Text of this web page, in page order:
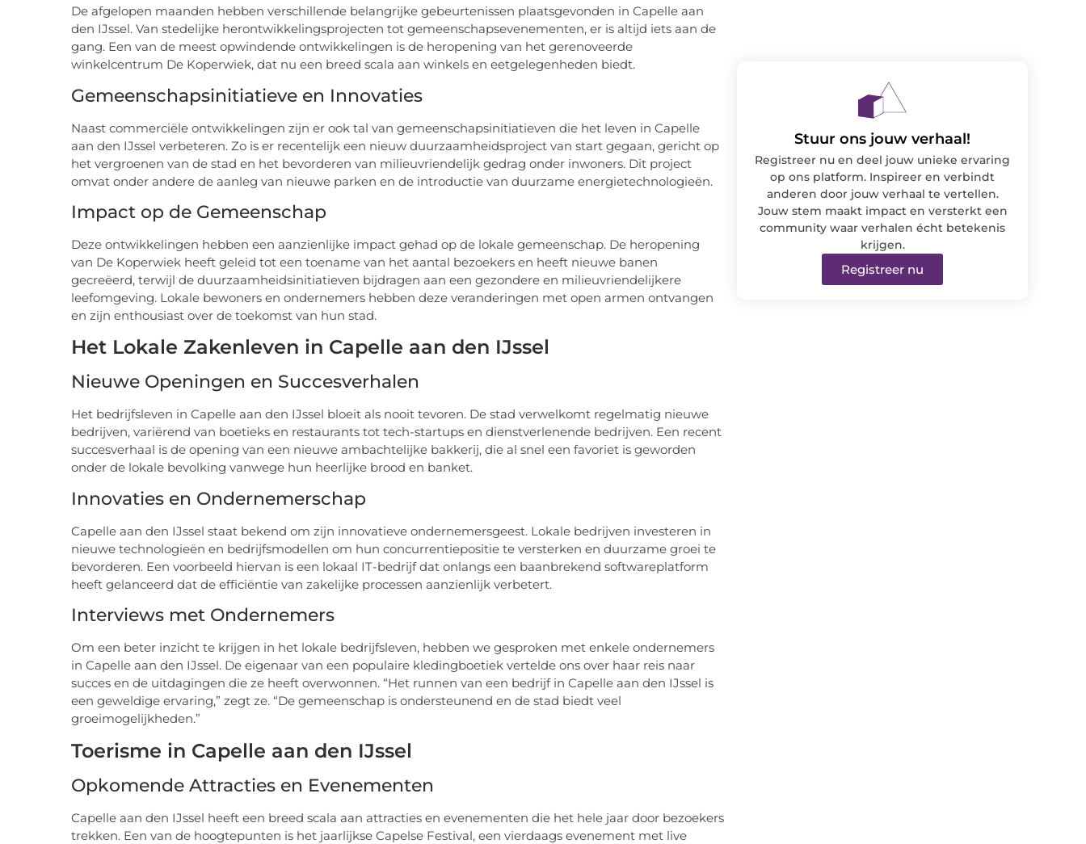
De afgelopen maanden hebben verschillende belangrijke gebeurtenissen plaatsgevonden in Capelle aan
den IJssel. Van stedelijke herontwikkelingsprojecten tot gemeenschapsevenementen, er is altijd iets aan de
gang. Een van de meest opwindende ontwikkelingen is de heropening van het gerenoveerde
winkelcentrum De Koperwiek, dat nu een breed scala aan winkels en eetgelegenheden biedt.
Gemeenschapsinitiatieve en Innovaties
Naast commerciële ontwikkelingen zijn er ook tal van gemeenschapsinitiatieven die het leven in Capelle
aan den IJssel verbeteren. Zo is er recentelijk een nieuw duurzaamheidsproject van start gegaan, gericht op
het vergroenen van de stad en het bevorderen van milieuvriendelijk gedrag onder inwoners. Dit project
omvat onder andere de aanleg van nieuwe parken en de introductie van duurzame energietechnologieën.
Impact op de Gemeenschap
Deze ontwikkelingen hebben een aanzienlijke impact gehad op de lokale gemeenschap. De heropening
van De Koperwiek heeft geleid tot een toename van het aantal bezoekers en heeft nieuwe banen
gecreëerd, terwijl de duurzaamheidsinitiatieven bijdragen aan een gezondere en milieuvriendelijkere
leefomgeving. Lokale bewoners en ondernemers hebben deze veranderingen met open armen ontvangen
en zijn enthousiast over de toekomst van hun stad.
Het Lokale Zakenleven in Capelle aan den IJssel
Nieuwe Openingen en Succesverhalen
Het bedrijfsleven in Capelle aan den IJssel bloeit als nooit tevoren. De stad verwelkomt regelmatig nieuwe
bedrijven, variërend van boetieks en restaurants tot tech-startups en dienstverlenende bedrijven. Een recent
succesverhaal is de opening van een nieuwe ambachtelijke bakkerij, die al snel een favoriet is geworden
onder de lokale bevolking vanwege hun heerlijke brood en banket.
Innovaties en Ondernemerschap
Capelle aan den IJssel staat bekend om zijn innovatieve ondernemersgeest. Lokale bedrijven investeren in
nieuwe technologieën en bedrijfsmodellen om hun concurrentiepositie te versterken en duurzame groei te
bevorderen. Een voorbeeld hiervan is een lokaal IT-bedrijf dat onlangs een baanbrekend softwareplatform
heeft gelanceerd dat de efficiëntie van zakelijke processen aanzienlijk verbetert.
Interviews met Ondernemers
Om een beter inzicht te krijgen in het lokale bedrijfsleven, hebben we gesproken met enkele ondernemers
in Capelle aan den IJssel. De eigenaar van een populaire kledingboetiek vertelde ons over haar reis naar
succes en de uitdagingen die ze heeft overwonnen. “Het runnen van een bedrijf in Capelle aan den IJssel is
een geweldige ervaring,” zegt ze. “De gemeenschap is ondersteunend en de stad biedt veel
groeimogelijkheden.”
Toerisme in Capelle aan den IJssel
Opkomende Attracties en Evenementen
Capelle aan den IJssel heeft een breed scala aan attracties en evenementen die het hele jaar door bezoekers
trekken. Een van de hoogtepunten is het jaarlijkse Capelse Festival, een vierdaags evenement met live
Stuur ons jouw verhaal!
Registreer nu en deel jouw unieke ervaring
op ons platform. Inspireer en verbindt
anderen door jouw verhaal te vertellen.
Jouw stem maakt impact en versterkt een
community waar verhalen écht betekenis
krijgen.
Registreer nu